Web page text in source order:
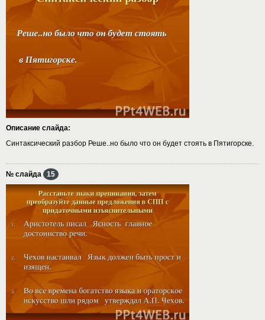
Описание слайда:
Синтаксический разбор Реше..но было что он будет стоять в Пятигорске.
№ слайда 15